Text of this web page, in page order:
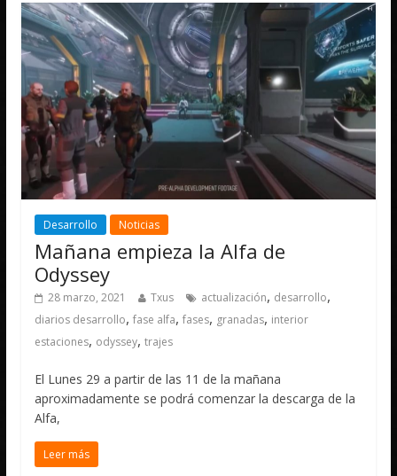
Desarrollo Noticias
Mañana empieza la Alfa de
Odyssey
28 marzo, 2021 Txus actualización, desarrollo,
diarios desarrollo,fase alfa,fases, granadas, interior
estaciones, odyssey,trajes
El Lunes 29 a partir de las 11 de la mañana
aproximadamente se podrá comenzar la descarga de la
Alfa,
Leer más